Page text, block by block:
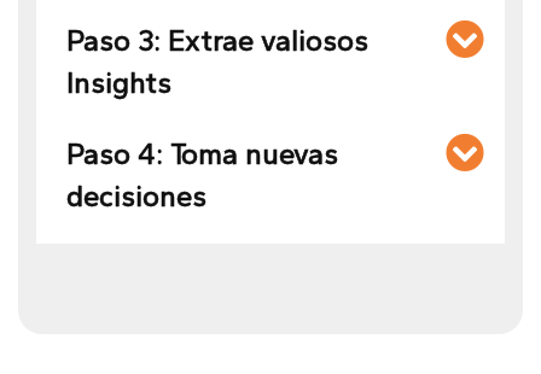
Paso 3: Extrae valiosos
Insights
Paso 4: Toma nuevas
decisiones